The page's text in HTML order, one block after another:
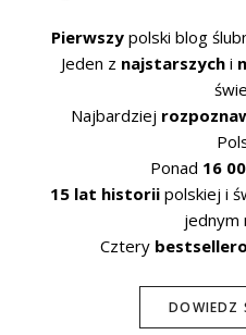
Pierwszy polski blog
Jeden z najstarszychi
Najbardziej
Ponad 16
15 lat historiipolskiej i
jednym
Cztery
DOWIEDZ